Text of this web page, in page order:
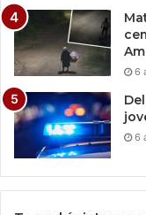
6
6